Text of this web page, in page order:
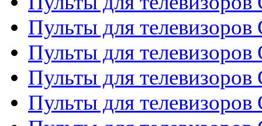
Пульты для телевизоров
Пульты для телевизоров
Пульты для телевизоров
Пульты для телевизоров